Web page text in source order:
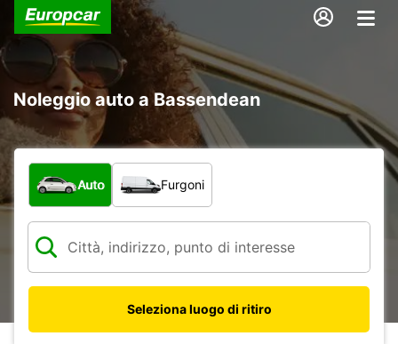
Noleggio auto a Bassendean
Scegli la tipologia di veicolo:
Auto Furgoni
Seleziona luogo di ritiro